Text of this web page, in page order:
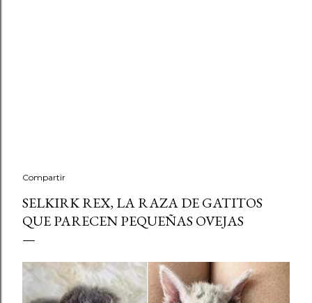
Compartir
SELKIRK REX, LA RAZA DE GATITOS
QUE PARECEN PEQUEÑAS OVEJAS